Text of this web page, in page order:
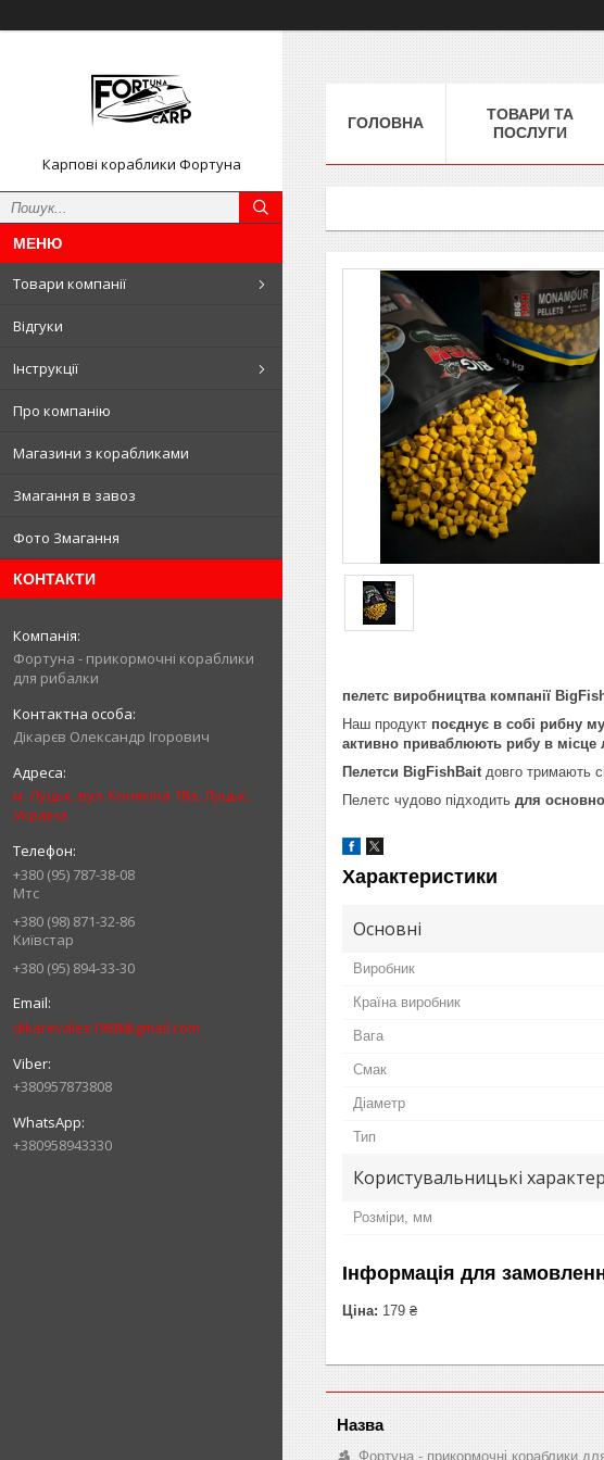
Карпові кораблики Фортуна
Товари компанії
Відгуки
Інструкції
Про компанію
Магазини з корабликами
Змагання в завоз
Фото Змагання
КОНТАКТИ
Фортуна - прикормочні кораблики
для рибалки
Дікарєв Олександр Ігорович
м. Луцьк, вул. Конякіна 18а, Луцьк,
Україна
+380 (95) 787-38-08
Мтс
+380 (98) 871-32-86
Київстар
+380 (95) 894-33-30
dikarevalex1988@gmail.com
+380957873808
+380958943330
ГОЛОВНА
ТОВАРИ ТА
ПОСЛУГИ
пелетс виробництва компанії
Наш продукт поєднує в собі рибну
активно приваблюють рибу в місце
Пелетси BigFishBait довго тримають
Пелетс чудово підходить для
Характеристики
Основні
Виробник
Країна виробник
Вага
Смак
Діаметр
Тип
Користувальницькі
Розміри, мм
Інформація для
Ціна: 179 ₴
Фортуна - прикормочні кораблики